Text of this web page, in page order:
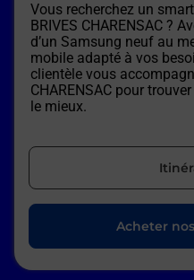
Vous recherchez un
BRIVES CHARENSAC ?
d’un Samsung neuf au
mobile adapté à vos
clientèle vous
CHARENSAC pour
le mieux.
Acheter